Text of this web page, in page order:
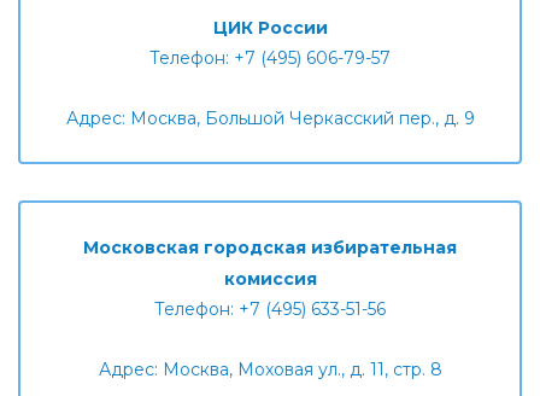
ЦИК России
Телефон: +7 (495) 606-79-57
Адрес: Москва, Большой Черкасский пер., д. 9
Московская городская избирательная
комиссия
Телефон: +7 (495) 633-51-56
Адрес: Москва, Моховая ул., д. 11, стр. 8